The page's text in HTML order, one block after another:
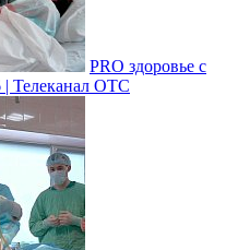
PRO здоровье с
| Телеканал ОТС